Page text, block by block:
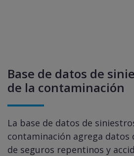
Base de datos de
de la contaminación
La base de datos de
contaminación agrega datos
de seguros repentinos y